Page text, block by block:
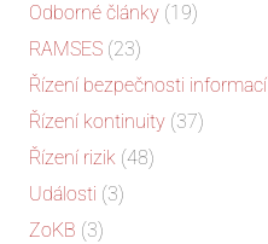
Odborné články (19)
RAMSES (23)
Řízení bezpečnosti informací
Řízení kontinuity (37)
Řízení rizik (48)
Události (3)
ZoKB (3)